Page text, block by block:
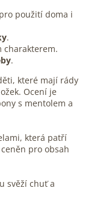
použití doma i
.
charakterem.
.
které mají rády
Ocení je
s mentolem a
která patří
pro obsah
svěží chuť a